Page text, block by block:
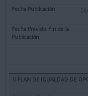
II PLAN DE IGUALDAD DE